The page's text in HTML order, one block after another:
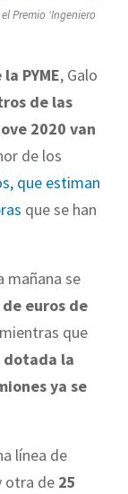
Premio ‘Ingeniero
PYME, Galo
de las
2020 van
de los
que estiman
que se han
mañana se
euros de
que
dotada la
ya se
línea de
otra de 25